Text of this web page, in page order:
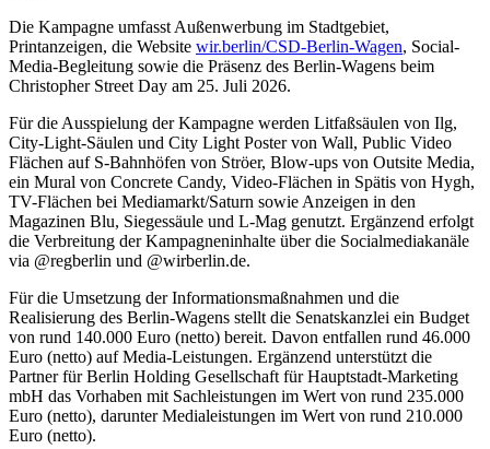
Die Kampagne umfasst Außenwerbung im Stadtgebiet,
Printanzeigen, die Website wir.berlin/CSD-Berlin-Wagen, Social-
Media-Begleitung sowie die Präsenz des Berlin-Wagens beim
Christopher Street Day am 25. Juli 2026.
Für die Ausspielung der Kampagne werden Litfaßsäulen von Ilg,
City-Light-Säulen und City Light Poster von Wall, Public Video
Flächen auf S-Bahnhöfen von Ströer, Blow-ups von Outsite Media,
ein Mural von Concrete Candy, Video-Flächen in Spätis von Hygh,
TV-Flächen bei Mediamarkt/Saturn sowie Anzeigen in den
Magazinen Blu, Siegessäule und L-Mag genutzt. Ergänzend erfolgt
die Verbreitung der Kampagneninhalte über die Socialmediakanäle
via @regberlin und @wirberlin.de.
Für die Umsetzung der Informationsmaßnahmen und die
Realisierung des Berlin-Wagens stellt die Senatskanzlei ein Budget
von rund 140.000 Euro (netto) bereit. Davon entfallen rund 46.000
Euro (netto) auf Media-Leistungen. Ergänzend unterstützt die
Partner für Berlin Holding Gesellschaft für Hauptstadt-Marketing
mbH das Vorhaben mit Sachleistungen im Wert von rund 235.000
Euro (netto), darunter Medialeistungen im Wert von rund 210.000
Euro (netto).